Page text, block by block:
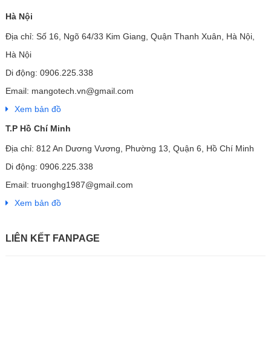
Hà Nội
Địa chỉ: Số 16, Ngõ 64/33 Kim Giang, Quận Thanh Xuân, Hà Nội,
Hà Nội
Di động: 0906.225.338
Email: mangotech.vn@gmail.com
Xem bản đồ
T.P Hồ Chí Minh
Địa chỉ: 812 An Dương Vương, Phường 13, Quận 6, Hồ Chí Minh
Di động: 0906.225.338
Email: truonghg1987@gmail.com
Xem bản đồ
LIÊN KẾT FANPAGE